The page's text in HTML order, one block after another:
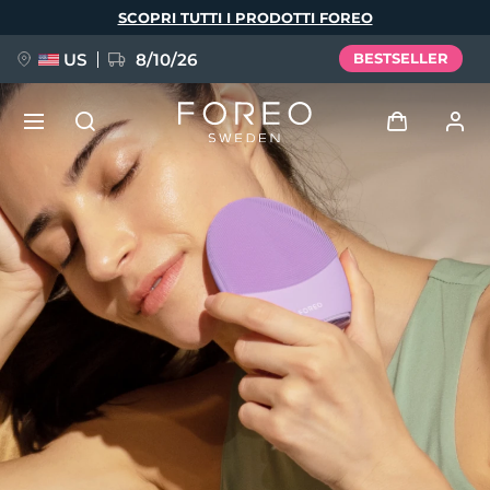
SCOPRI TUTTI I PRODOTTI FOREO
US 8/10/26 BESTSELLER
Profilo utente
I miei dispositivi
I miei ordini
I miei indirizzi
I miei abbonamenti
NUOVO
FAQ™ Pure Beauty-Tech Elixir
BREAKING NEWS
issa™ Teeth Whitening Set
Lingua
English Deutsch
Español
Français
Italiano
Português
Svenska
Русский
Türkçe
简体中文 繁體中文